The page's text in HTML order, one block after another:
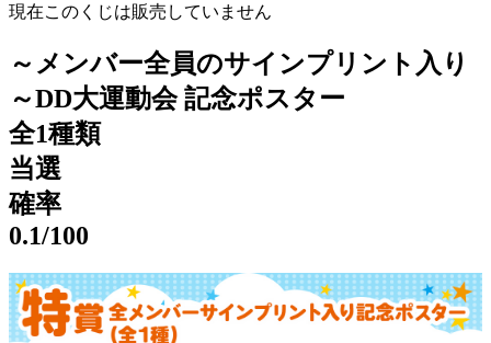
現在このくじは販売していません
～メンバー全員のサインプリント入り
～DD大運動会 記念ポスター
全1種類
当選
確率
0.1/100